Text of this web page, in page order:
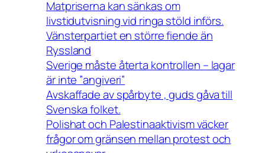
Matpriserna kan sänkas om
livstidutvisning vid ringa stöld införs.
Vänsterpartiet en större fiende än
Ryssland
Sverige måste återta kontrollen – lagar
är inte ”angiveri”
Avskaffade av spårbyte , guds gåva till
Svenska folket.
Polishat och Palestinaaktivism väcker
frågor om gränsen mellan protest och